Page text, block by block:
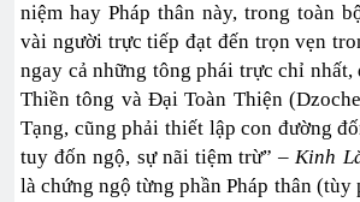
niệm hay Pháp thân này, trong toàn
vài người trực tiếp đạt đến trọn vẹn
ngay cả những tông phái trực chỉ nhất,
Thiền tông và Đại Toàn Thiện
Tạng, cũng phải thiết lập con đường
tuy đốn ngộ, sự nãi tiệm trừ” –Kinh
là chứng ngộ từng phần Pháp thân (tùy